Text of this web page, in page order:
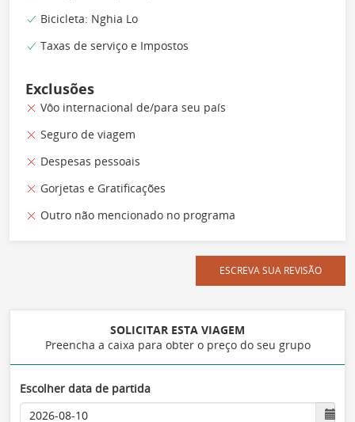
Bicicleta: Nghia Lo
Taxas de serviço e Impostos
Exclusões
Vôo internacional de/para seu país
Seguro de viagem
Despesas pessoais
Gorjetas e Gratificações
Outro não mencionado no programa
ESCREVA SUA REVISÃO
SOLICITAR ESTA VIAGEM
Preencha a caixa para obter o preço do seu grupo
Escolher data de partida